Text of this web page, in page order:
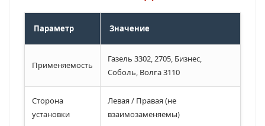
Параметр Значение
Применяемость
Газель 3302, 2705, Бизнес,
Соболь, Волга 3110
Сторона
установки
Левая / Правая (не
взаимозаменяемы)